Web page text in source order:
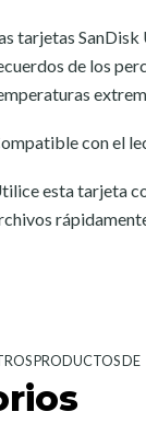
tarjetas
de los
con el
esta tarjeta
PRODUCTOS DE